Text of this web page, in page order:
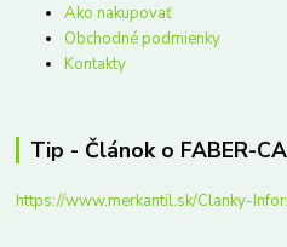
Ako nakupovať
Obchodné podmienky
Kontakty
Tip - Článok o FABER-
https://www.merkantil.sk/Clanky-